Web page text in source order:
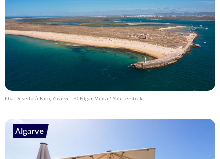
Ilha Deserta à Faro, Algarve - © Edgar Meira / Shutterstock
Algarve